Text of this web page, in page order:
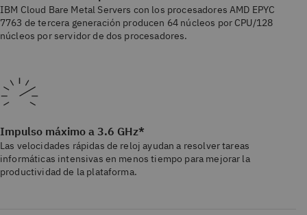
IBM Cloud Bare Metal Servers con los procesadores AMD EPYC
7763 de tercera generación producen 64 núcleos por CPU/128
núcleos por servidor de dos procesadores.
Impulso máximo a 3.6 GHz*
Las velocidades rápidas de reloj ayudan a resolver tareas
informáticas intensivas en menos tiempo para mejorar la
productividad de la plataforma.